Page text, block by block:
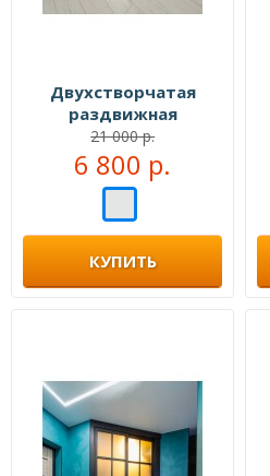
Двухстворчатая
раздвижная
перегородка №110999
21 000 р.
6 800 р.
КУПИТЬ